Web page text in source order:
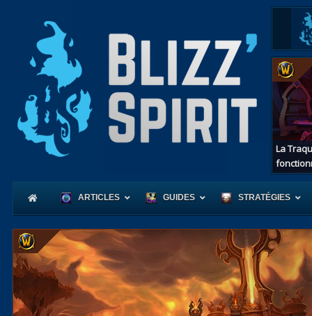
La
ARTICLES GUIDES
Coeur
STRATÉGIES